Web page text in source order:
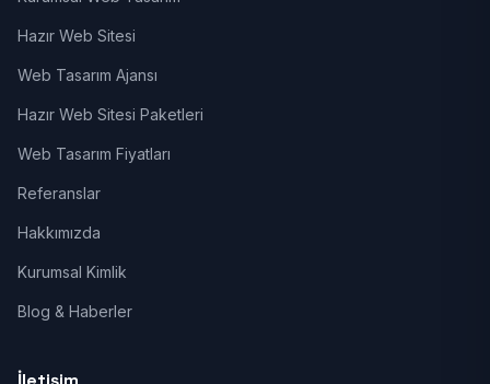
Hazır Web Sitesi
Web Tasarım Ajansı
Hazır Web Sitesi Paketleri
Web Tasarım Fiyatları
Referanslar
Hakkımızda
Kurumsal Kimlik
Blog & Haberler